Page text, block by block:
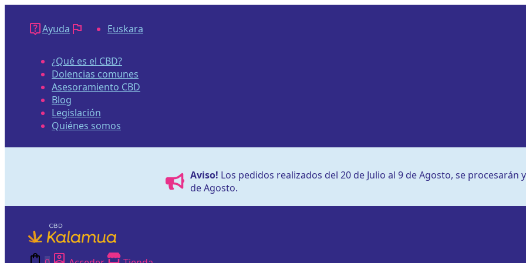
contenido
Ayuda Euskara
¿Qué es el CBD?
Dolencias comunes
Asesoramiento CBD
Blog
Legislación
Quiénes somos
Aviso! Los pedidos realizados del 20 de Julio al 9 de Agosto, se procesarán
de Agosto.